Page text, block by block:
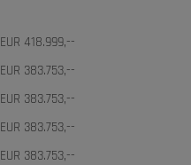
EUR 418.999,--
EUR 383.753,--
EUR 383.753,--
EUR 383.753,--
EUR 383.753,--